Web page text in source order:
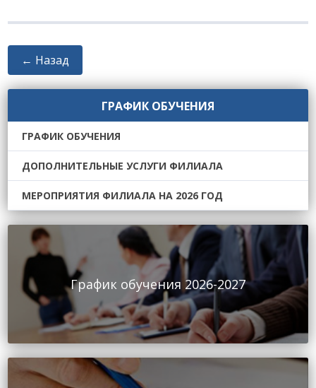
← Назад
ГРАФИК ОБУЧЕНИЯ
ГРАФИК ОБУЧЕНИЯ
ДОПОЛНИТЕЛЬНЫЕ УСЛУГИ ФИЛИАЛА
МЕРОПРИЯТИЯ ФИЛИАЛА НА 2026 ГОД
График обучения 2026-2027